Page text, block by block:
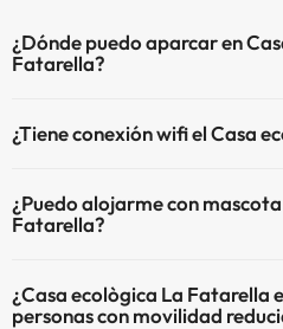
¿Dónde puedo aparcar en
Fatarella?
de aparcamiento (bajo
¿Tiene conexión wifi el Casa
¿Puedo alojarme con
Fatarella?
¿Casa ecològica La Fatarella
personas con movilidad